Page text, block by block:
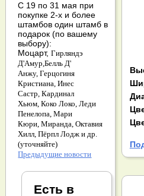
С 19 по 31 мая при
покупке 2-х и более
штамбов один штамб в
подарок (по вашему
выбору):
Моцарт,Гирляндэ
Д'Амур,Белль Д'
Анжу,Герцогиня
Кристиана,Инес
Састр,Кардинал
Хьюм,Коко Локо,Леди
Пенелопа,Мари
Кюри,Миранда,Октавия
Хилл,Пёрпл Лодж и др.
(уточняйте)
Предыдущие новости
Есть в